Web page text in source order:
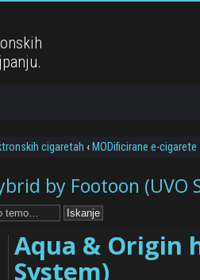
cigaretah ‹ MODificirane e-cigarete
by Footoon (UVO
Aqua & Origin
System)